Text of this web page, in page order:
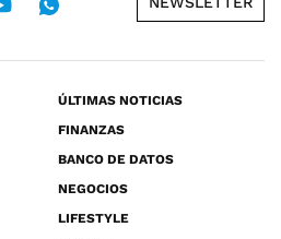
ÚLTIMAS NOTICIAS
FINANZAS
BANCO DE DATOS
NEGOCIOS
LIFESTYLE